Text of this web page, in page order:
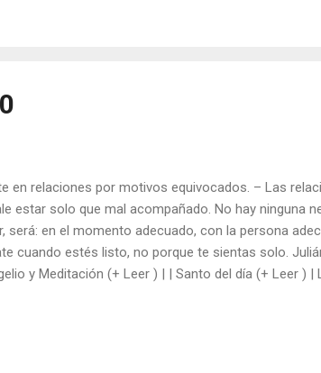
en relaciones por motivos equivocados. – Las
estar solo que mal acompañado. No hay ninguna
será: en el momento adecuado, con la persona
cuando estés listo, no porque te sientas solo.
y Meditación (+ Leer ) | | Santo del día (+ Leer ) |